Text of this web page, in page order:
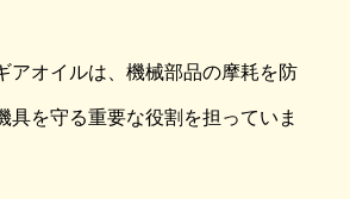
アオイルは、機械部品の摩耗を防
具を守る重要な役割を担っていま